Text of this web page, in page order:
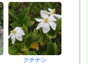
クチナシ